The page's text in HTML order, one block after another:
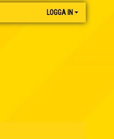
LOGGA IN